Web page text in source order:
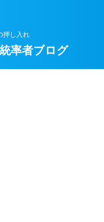
押し入れ
率者ブログ